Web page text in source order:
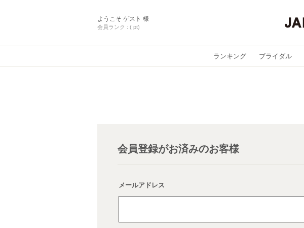
ようこそ ゲスト 様
会員ランク : ( pt)
ランキング ブライダル
会員登録がお済みのお客様
メールアドレス